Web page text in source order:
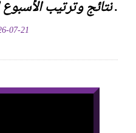
نتائج وترتيب الأسبوع الثالث من رباعية البطل .
07-21